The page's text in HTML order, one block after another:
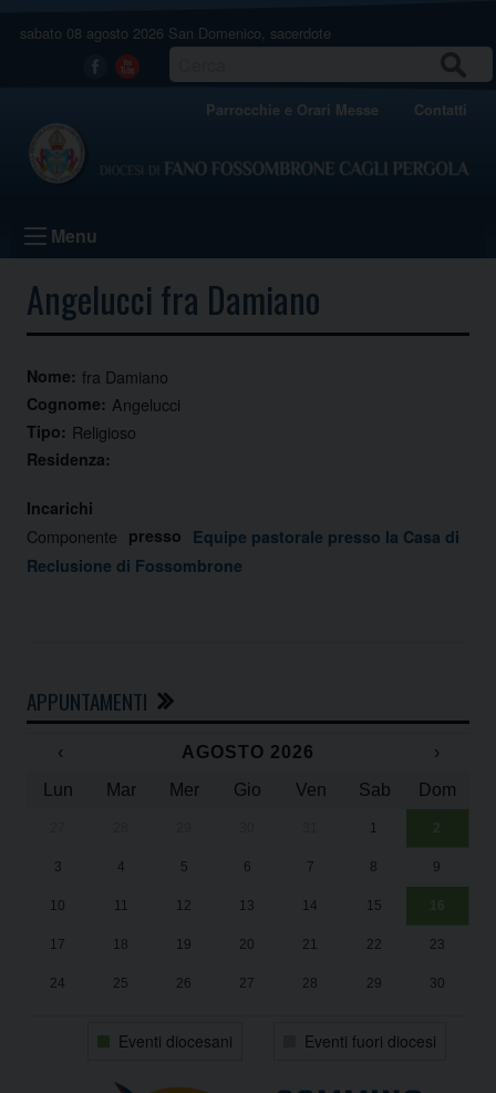
sabato 08 agosto 2026 San Domenico, sacerdote
Facebook
Youtube
Parrocchie e Orari Messe Contatti
Menu
Angelucci fra Damiano
Nome: fra Damiano
Cognome: Angelucci
Tipo: Religioso
Residenza:
Incarichi
Componente presso Equipe pastorale presso la Casa di
Reclusione di Fossombrone
APPUNTAMENTI
‹ AGOSTO 2026
›
Lun
Mar Mer Gio Ven Sab Dom
1 2
3 4 5 6 7 8 9
10 11 12 13 14 15 16
17 18 19 20 21 22 23
24 25 26 27 28 29 30
Eventi diocesani Eventi fuori diocesi